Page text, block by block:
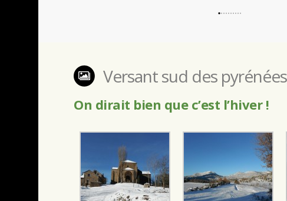
Versant sud des
On dirait bien que c’est l’hiver !